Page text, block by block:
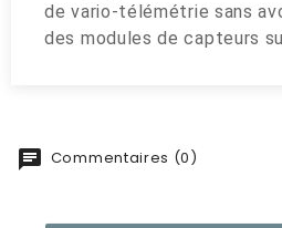
de vario-télémétrie sans
des modules de capteurs
Commentaires (0)